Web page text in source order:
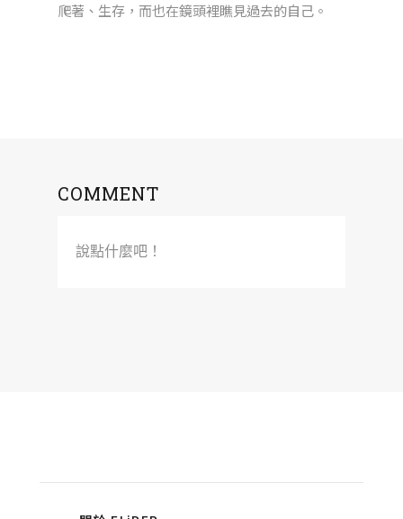
爬著、生存，而也在鏡頭裡瞧見過去的自己。
COMMENT
說點什麼吧！